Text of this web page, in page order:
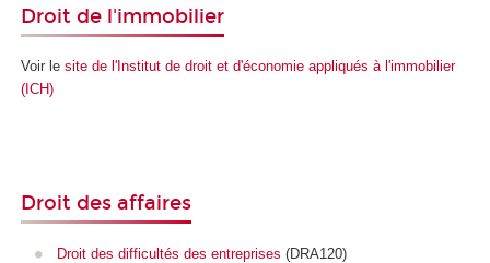
Droit de l'immobilier
Voir le site de l'Institut de droit et d'économie appliqués à l'immobilier
(ICH)
Droit des affaires
Droit des difficultés des entreprises (DRA120)